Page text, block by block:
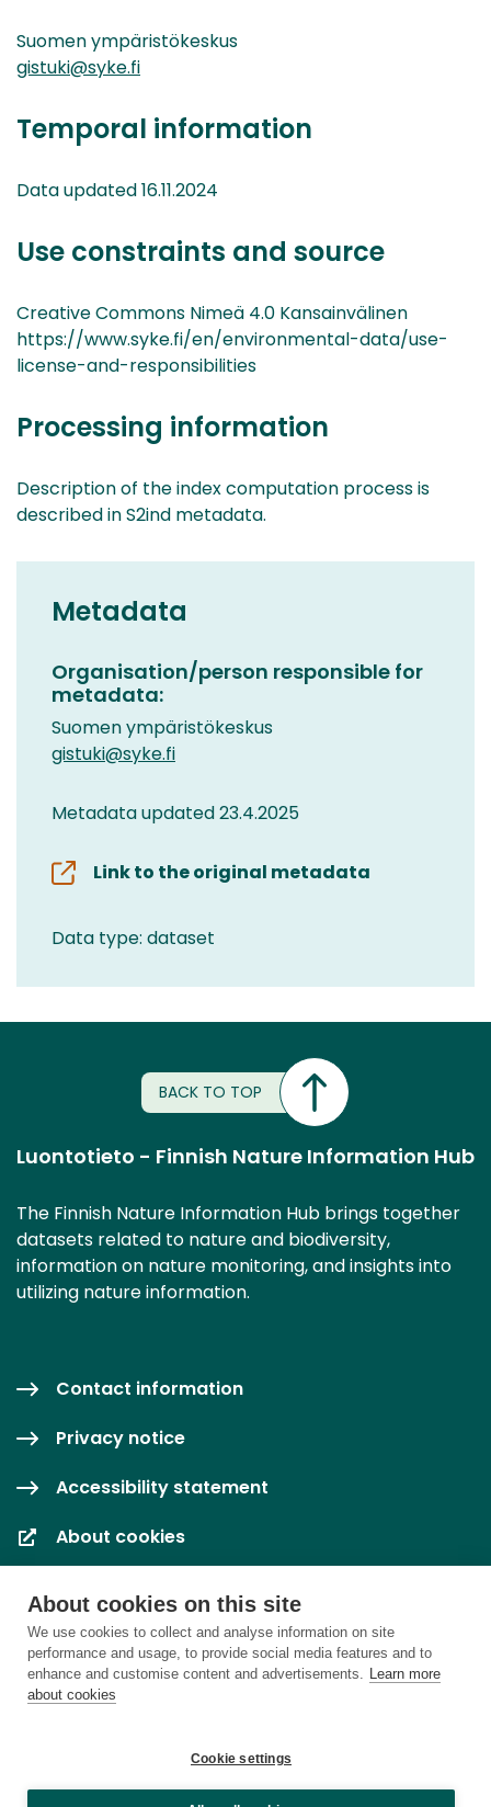
About cookies on this site
We use cookies to collect and analyse information on site
performance and usage, to provide social media features and to
enhance and customise content and advertisements. Learn more
about cookies
Cookie settings
Suomen ympäristökeskus
gistuki@syke.fi
Temporal information
Data updated 16.11.2024
Use constraints and source
Creative Commons Nimeä 4.0 Kansainvälinen
https://www.syke.fi/en/environmental-data/use-
license-and-responsibilities
Processing information
Description of the index computation process is
described in S2ind metadata.
Metadata
Organisation/person responsible for
metadata:
Suomen ympäristökeskus
gistuki@syke.fi
Metadata updated 23.4.2025
Link to the original metadata
Data type: dataset
BACK TO TOP
Luontotieto - Finnish Nature Information Hub
The Finnish Nature Information Hub brings together
datasets related to nature and biodiversity,
information on nature monitoring, and insights into
utilizing nature information.
Contact information
Privacy notice
Accessibility statement
About cookies